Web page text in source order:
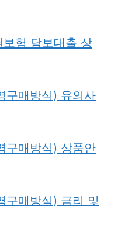
험 담보대출 상
구매방식) 유의사
구매방식) 상품안
구매방식) 금리 및